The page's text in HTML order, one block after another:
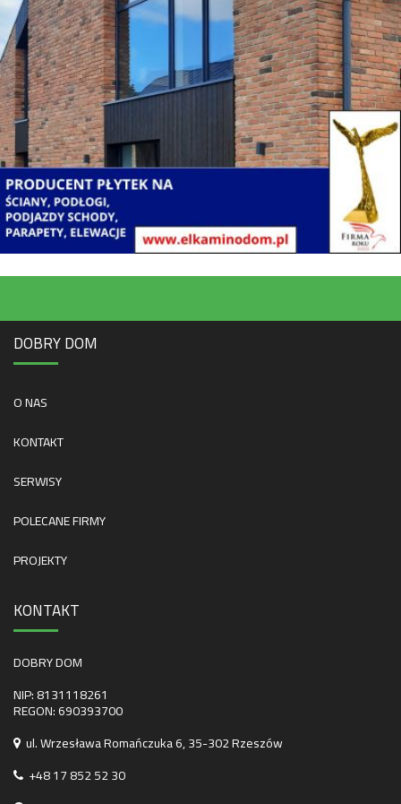
DOBRY DOM
O NAS
KONTAKT
SERWISY
POLECANE FIRMY
PROJEKTY
KONTAKT
DOBRY DOM
NIP: 8131118261
REGON: 690393700
ul. Wrzesława Romańczuka 6, 35-302 Rzeszów
+48 17 852 52 30